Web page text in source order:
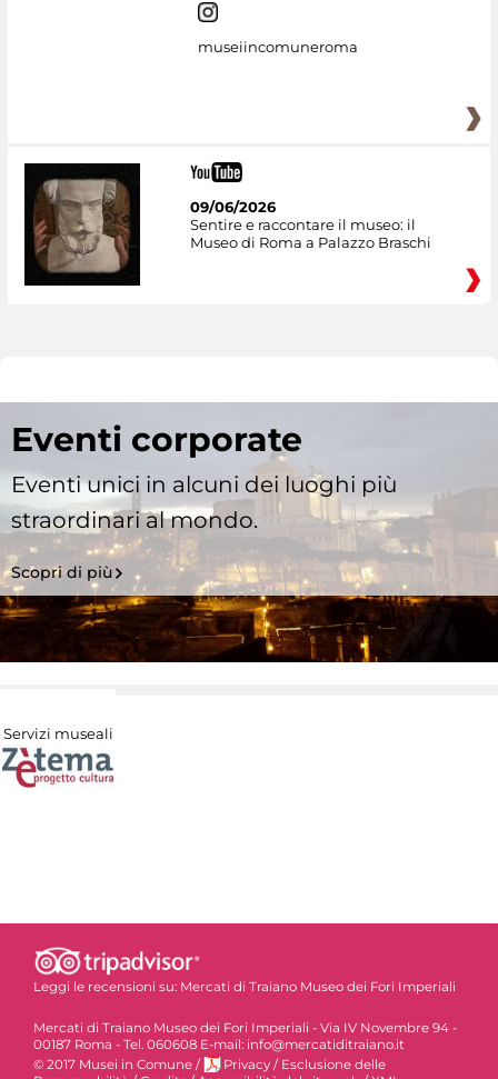
museiincomuneroma
09/06/2026
Sentire e raccontare il museo: il
Museo di Roma a Palazzo Braschi
Eventi corporate
Eventi unici in alcuni dei luoghi più
straordinari al mondo.
Scopri di più
Servizi museali
Leggi le recensioni su: Mercati di Traiano Museo dei Fori Imperiali
Mercati di Traiano Museo dei Fori Imperiali - Via IV Novembre 94 -
00187 Roma - Tel. 060608 E-mail: info@mercatiditraiano.it
© 2017 Musei in Comune / Privacy / Esclusione delle